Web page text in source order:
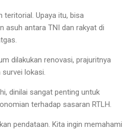
teritorial. Upaya itu, bisa
asuh antara TNI dan rakyat di
dilakukan renovasi, prajuritnya
lokasi.
dinilai sangat penting untuk
terhadap sasaran RTLH.
pendataan. Kita ingin memahami